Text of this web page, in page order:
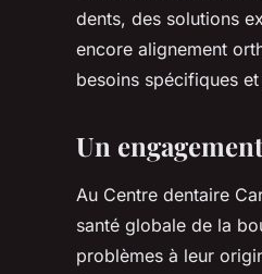
dents, des solutions
encore alignement
besoins spécifiques
Un
Au Centre dentaire
santé globale de la
problèmes à leur